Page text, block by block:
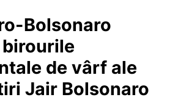
Bolsonaro
de vârf ale
Jair Bolsonaro